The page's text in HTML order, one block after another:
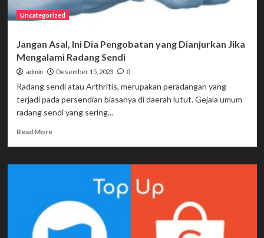
Uncategorized
Jangan Asal, Ini Dia Pengobatan yang Dianjurkan Jika
Mengalami Radang Sendi
admin Desember 15, 2023 0
Radang sendi atau Arthritis, merupakan peradangan yang
terjadi pada persendian biasanya di daerah lutut. Gejala umum
radang sendi yang sering...
Read MoreRead
Jangan
Pengobatan
Dianjurkan